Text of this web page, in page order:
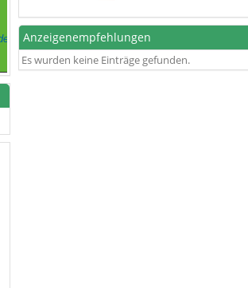
Anzeigenempfehlungen
Es wurden keine Einträge gefunden.